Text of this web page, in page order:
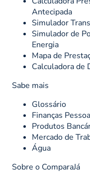
Antecipada
Simulador
Simulador de
Energia
Mapa de
Calculadora de
Sabe mais
Glossário
Finanças
Produtos
Mercado de
Água
Sobre o ComparaJá